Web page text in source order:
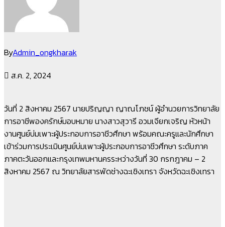
ByAdmin_ongkharak
ส.ค. 2, 2024
วันที่ 2 สิงหาคม 2567 นายปริญญา ญาณโภชน์ ผู้อำนวยการวิทยาลัย
การอาชีพองครักษ์มอบหมาย นางสาวสุวารี อวมเจียกเจริญ หัวหน้า
งานศูนย์บ่มเพาะผู้ประกอบการอาชีวศึกษา พร้อมคณะครูและนักศึกษา
เข้าร่วมการประเมินศูนย์บ่มเพาะผู้ประกอบการอาชีวศึกษา ระดับภาค
ภาคตะวันออกและกรุงเทพมหานครระหว่างวันที่ 30 กรกฎาคม – 2
สิงหาคม 2567 ณ วิทยาลัยสารพัดช่างฉะเชิงเทรา จังหวัดฉะเชิงเทรา